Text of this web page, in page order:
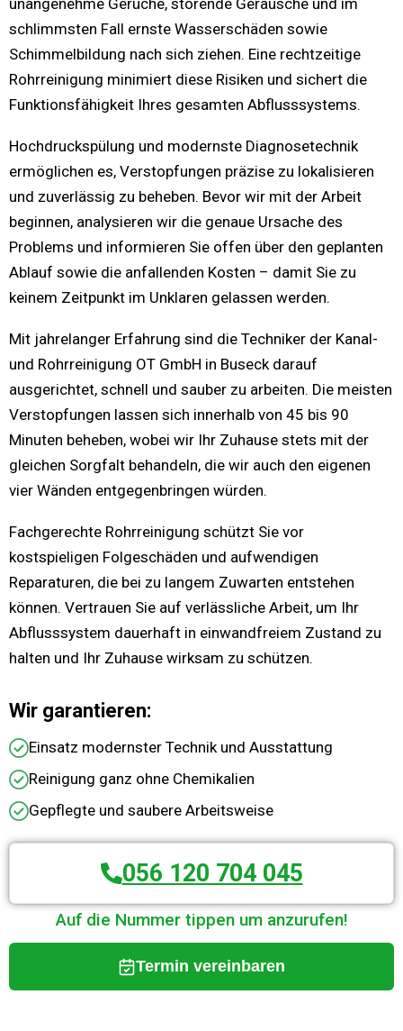
unangenehme Gerüche, störende Geräusche und im
schlimmsten Fall ernste Wasserschäden sowie
Schimmelbildung nach sich ziehen. Eine rechtzeitige
Rohrreinigung minimiert diese Risiken und sichert die
Funktionsfähigkeit Ihres gesamten Abflusssystems.
Hochdruckspülung und modernste Diagnosetechnik
ermöglichen es, Verstopfungen präzise zu lokalisieren
und zuverlässig zu beheben. Bevor wir mit der Arbeit
beginnen, analysieren wir die genaue Ursache des
Problems und informieren Sie offen über den geplanten
Ablauf sowie die anfallenden Kosten – damit Sie zu
keinem Zeitpunkt im Unklaren gelassen werden.
Mit jahrelanger Erfahrung sind die Techniker der Kanal-
und Rohrreinigung OT GmbH in Buseck darauf
ausgerichtet, schnell und sauber zu arbeiten. Die meisten
Verstopfungen lassen sich innerhalb von 45 bis 90
Minuten beheben, wobei wir Ihr Zuhause stets mit der
gleichen Sorgfalt behandeln, die wir auch den eigenen
vier Wänden entgegenbringen würden.
Fachgerechte Rohrreinigung schützt Sie vor
kostspieligen Folgeschäden und aufwendigen
Reparaturen, die bei zu langem Zuwarten entstehen
können. Vertrauen Sie auf verlässliche Arbeit, um Ihr
Abflusssystem dauerhaft in einwandfreiem Zustand zu
halten und Ihr Zuhause wirksam zu schützen.
Wir garantieren:
Einsatz modernster Technik und Ausstattung
Reinigung ganz ohne Chemikalien
Gepflegte und saubere Arbeitsweise
056 120 704 045
Auf die Nummer tippen um anzurufen!
Termin vereinbaren